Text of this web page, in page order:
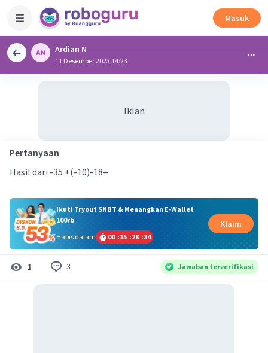
Masuk
Ardian N
11 Desember 2023 14:23
Iklan
Pertanyaan
Hasil dari -35 +(-10)-18=
Ikuti Tryout SNBT & Menangkan E-Wallet
100rb
Habis dalam
00 :15 :28 :33
Klaim
1 3 Jawaban terverifikasi